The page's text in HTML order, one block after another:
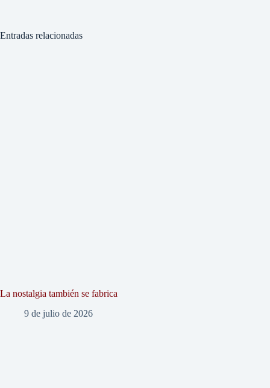
Entradas relacionadas
La nostalgia también se fabrica
9 de julio de 2026